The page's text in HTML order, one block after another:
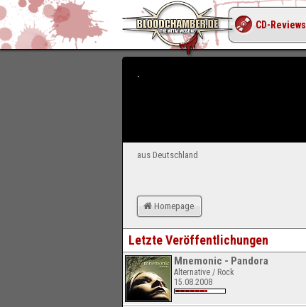
aus Deutschland
Homepage
Letzte Veröffentlichungen
Mnemonic - Pandora
Alternative / Rock
15.08.2008
CD-Reviews